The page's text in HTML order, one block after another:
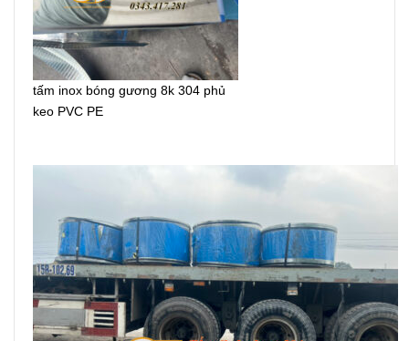
tấm inox bóng gương 8k 304 phủ
keo PVC PE